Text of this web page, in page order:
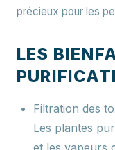
précieux pour les
LES
Filtration des
Les plantes
et les vapeurs